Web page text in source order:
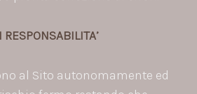
al Sito autonomamente ed